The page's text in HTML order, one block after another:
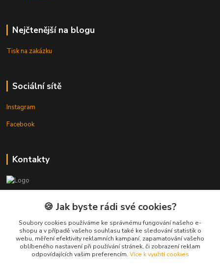
Nejčtenější na blogu
Tisk na zakázku
Sociální sítě
Instagram
Facebook
Kontakty
Tomáš Placatka
+420 728 969 499
info@3dtisktopla-shop.cz
🍪 Jak byste rádi své cookies?
Soubory cookies používáme ke správnému fungování našeho e-
shopu a v případě vašeho souhlasu také ke sledování statistik o
webu, měření efektivity reklamních kampaní, zapamatování vašeho
oblíbeného nastavení při používání stránek, či zobrazení reklam
odpovídajících vašim preferencím. Více k využití cookies